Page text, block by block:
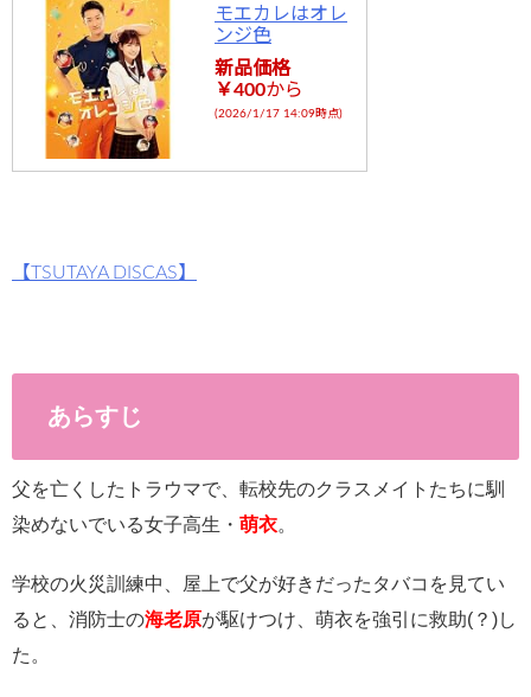
モエカレはオレ
ンジ色
新品価格
￥400から
(2026/1/17 14:09時点)
【TSUTAYA DISCAS】
あらすじ
父を亡くしたトラウマで、転校先のクラスメイトたちに馴
染めないでいる女子高生・ 萌衣。
学校の火災訓練中、屋上で父が好きだったタバコを見てい
ると、消防士の海老原が駆けつけ、萌衣を強引に救助(？)し
た。